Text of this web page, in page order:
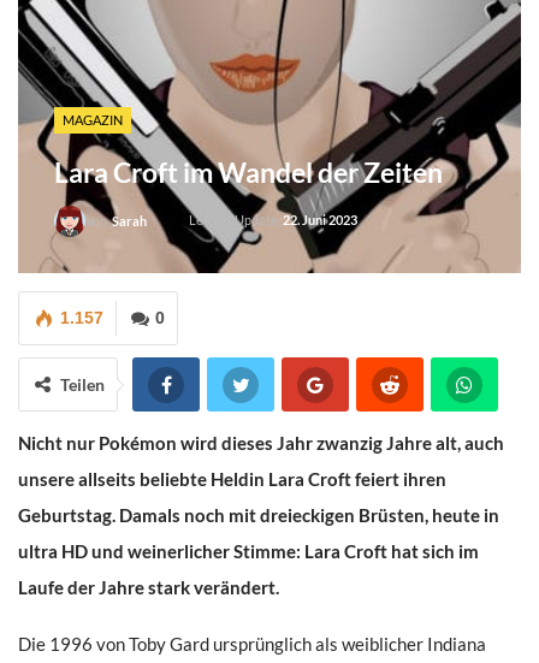
MAGAZIN
Lara Croft im Wandel der Zeiten
VonSarah Letztes Update 22. Juni 2023
0
1.157
Teilen
Nicht nur Pokémon wird dieses Jahr zwanzig Jahre alt, auch
unsere allseits beliebte Heldin Lara Croft feiert ihren
Geburtstag. Damals noch mit dreieckigen Brüsten, heute in
ultra HD und weinerlicher Stimme: Lara Croft hat sich im
Laufe der Jahre stark verändert.
Die 1996 von Toby Gard ursprünglich als weiblicher Indiana